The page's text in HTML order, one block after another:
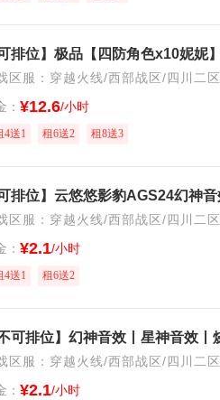
区服：穿越火线/西部战区/四川二区
： ¥12.6/小时
4送1 租6送2 租8送3
区服：穿越火线/西部战区/四川二区
： ¥2.1/小时
4送1 租6送2
区服：穿越火线/西部战区/四川二区
： ¥2.1/小时